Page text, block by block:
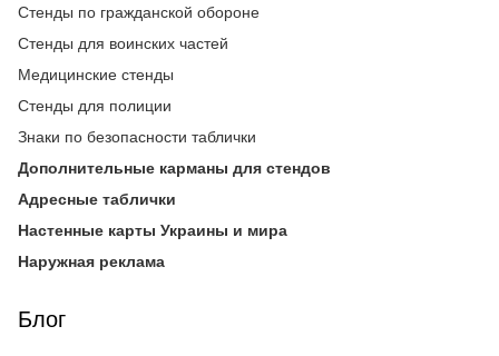
Стенды по гражданской обороне
Стенды для воинских частей
Медицинские стенды
Стенды для полиции
Знаки по безопасности таблички
Дополнительные карманы для стендов
Адресные таблички
Настенные карты Украины и мира
Наружная реклама
Блог